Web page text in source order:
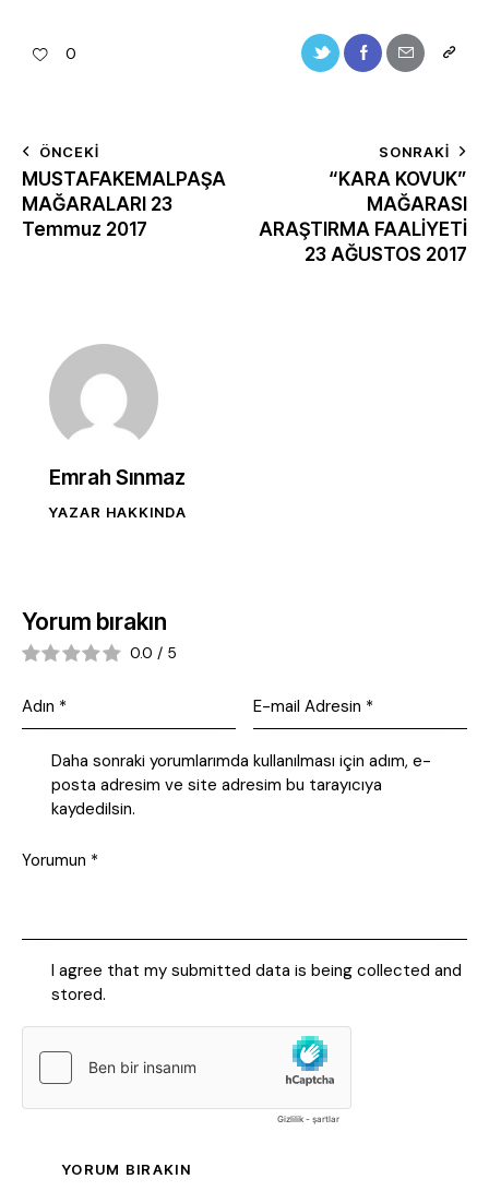
0
ÖNCEKI
MUSTAFAKEMALPAŞA
MAĞARALARI 23
Temmuz 2017
SONRAKI
“KARA KOVUK”
MAĞARASI
ARAŞTIRMA FAALİYETİ
23 AĞUSTOS 2017
Emrah Sınmaz
YAZAR HAKKINDA
Yorum bırakın
0.0 / 5
Daha sonraki yorumlarımda kullanılması için adım, e-
posta adresim ve site adresim bu tarayıcıya
kaydedilsin.
I agree that my submitted data is being collected and
stored.